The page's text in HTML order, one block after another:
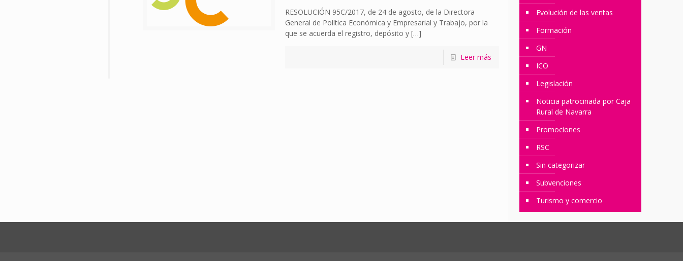
RESOLUCIÓN 95C/2017, de 24 de agosto, de la Directora
General de Política Económica y Empresarial y Trabajo, por la
que se acuerda el registro, depósito y[…]
Leer más
Evolución de las ventas
Formación
GN
ICO
Legislación
Noticia patrocinada por Caja
Rural de Navarra
Promociones
RSC
Sin categorizar
Subvenciones
Turismo y comercio